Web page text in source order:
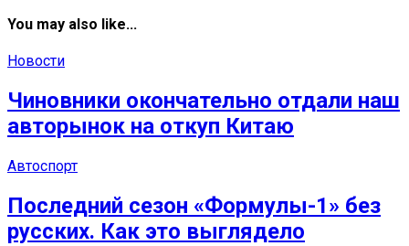
You may also like...
Новости
Чиновники окончательно отдали наш
авторынок на откуп Китаю
Автоспорт
Последний сезон «Формулы-1» без
русских. Как это выглядело